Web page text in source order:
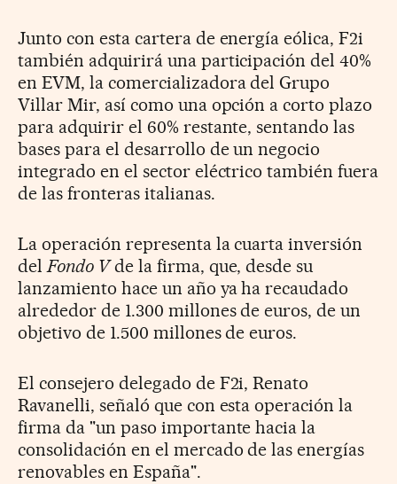
Junto con esta cartera de energía eólica, F2i
también adquirirá una participación del 40%
en EVM, la comercializadora del Grupo
Villar Mir, así como una opción a corto plazo
para adquirir el 60% restante, sentando las
bases para el desarrollo de un negocio
integrado en el sector eléctrico también fuera
de las fronteras italianas.
La operación representa la cuarta inversión
delFondo Vde la firma, que, desde su
lanzamiento hace un año ya ha recaudado
alrededor de 1.300 millones de euros, de un
objetivo de 1.500 millones de euros.
El consejero delegado de F2i, Renato
Ravanelli, señaló que con esta operación la
firma da "un paso importante hacia la
consolidación en el mercado de las energías
renovables en España".